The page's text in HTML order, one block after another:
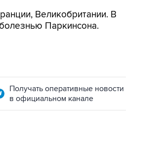
Великобритании. В
Паркинсона.
Получать оперативные новости
в официальном канале